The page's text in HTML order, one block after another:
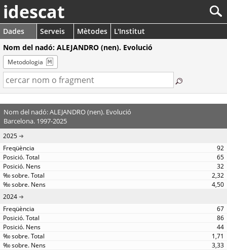
idescat
Dades Serveis Mètodes
L'Institut
Nom del nadó: ALEJANDRO (nen). Evolució
Metodologia
Nom del nadó: ALEJANDRO (nen). Evolució
Barcelona. 1997-2025
2025
92
65
32
2,32
4,50
2024
67
86
44
1,71
3,33